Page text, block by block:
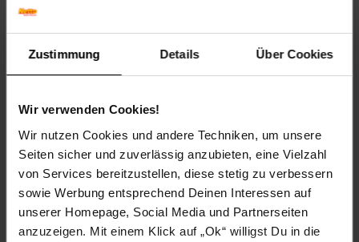
Zustimmung Details Über Cookies
Wir verwenden Cookies!
Wir nutzen Cookies und andere Techniken, um unsere
Seiten sicher und zuverlässig anzubieten, eine Vielzahl
von Services bereitzustellen, diese stetig zu verbessern
sowie Werbung entsprechend Deinen Interessen auf
unserer Homepage, Social Media und Partnerseiten
anzuzeigen. Mit einem Klick auf „Ok“ willigst Du in die
Versandinformationen
Herstellerinformationen
Altgeräterücknahme
Fußzeile
Weitere Online-Angebote
Netto Reisen TV-Shop Weinwelt